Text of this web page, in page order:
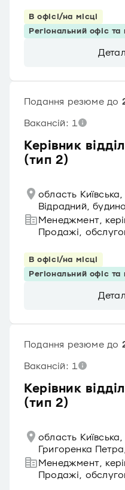
В офісі/на місці
Регіональний офіс та
Керівник
(тип 2)
Подання резюме до
Вакансій: 1
область
Відрадний,
Менеджмент,
Продажі,
В офісі/на місці
Регіональний офіс та
Керівник
(тип 2)
Подання резюме до
Вакансій: 1
область
Григоренка
Менеджмент,
Продажі,